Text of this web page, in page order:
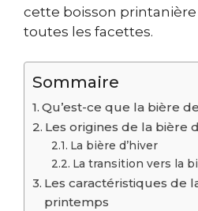
cette boisson
toutes les facettes.
Sommaire
Qu’est-ce que la bière
Les origines de la bière
La bière d’hiver
La transition vers la
Les caractéristiques de
printemps